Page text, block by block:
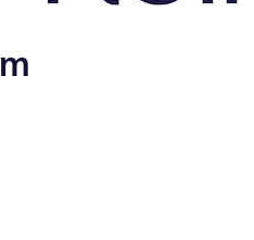
Preis: 59,99 €